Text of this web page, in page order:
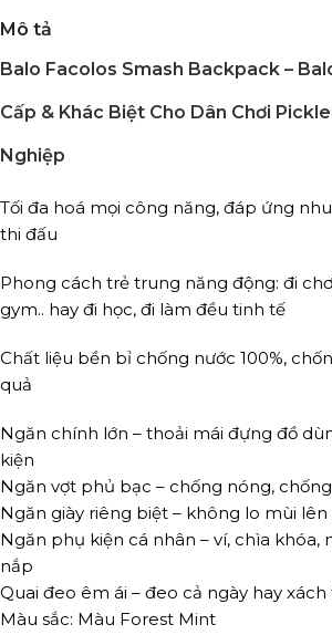
Mô tả
Balo Facolos Smash Backpack –
Cấp & Khác Biệt Cho Dân Chơi
Nghiệp
Tối đa hoá mọi công năng, đáp ứng
thi đấu
Phong cách trẻ trung năng động: đi
gym.. hay đi học, đi làm đều tinh tế
Chất liệu bền bỉ chống nước 100%,
quả
Ngăn chính lớn – thoải mái đựng đồ
kiện
Ngăn vợt phủ bạc – chống nóng,
Ngăn giày riêng biệt – không lo mùi lên
Ngăn phụ kiện cá nhân – ví, chìa khóa,
nắp
Quai đeo êm ái – đeo cả ngày hay
Màu sắc: Màu Forest Mint